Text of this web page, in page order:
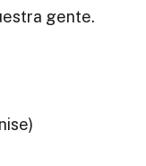
gente.